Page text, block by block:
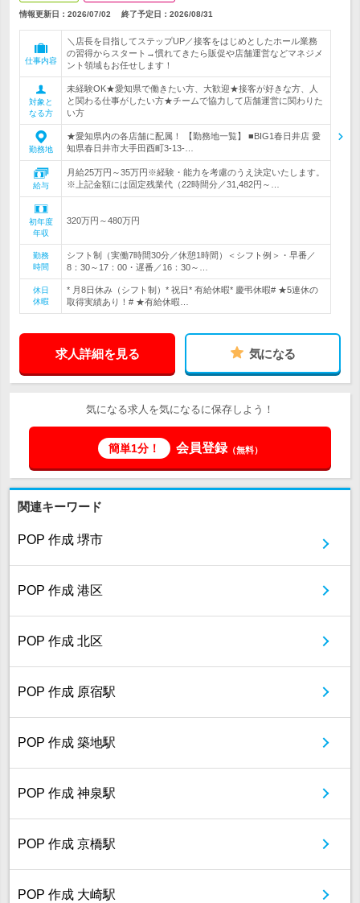
情報更新日：2026/07/02 終了予定日： 2026/08/31
仕事内容
＼店長を目指してステップUP／接客をはじめとしたホール業務
の習得からスタート→慣れてきたら販促や店舗運営などマネジメ
ント領域もお任せします！
対象と
なる方
未経験OK★愛知県で働きたい方、大歓迎★接客が好きな方、人
と関わる仕事がしたい方★チームで協力して店舗運営に関わりた
い方
勤務地
★愛知県内の各店舗に配属！ 【勤務地一覧】 ■BIG1春日井店 愛
知県春日井市大手田酉町3-13-…
給与
月給25万円～35万円※経験・能力を考慮のうえ決定いたします。
※上記金額には固定残業代（22時間分／31,482円～…
初年度
年収
320万円～480万円
勤務
時間
シフト制（実働7時間30分／休憩1時間）＜シフト例＞・早番／
8：30～17：00・遅番／16：30～…
休日
休暇
* 月8日休み（シフト制）* 祝日* 有給休暇* 慶弔休暇# ★5連休の
取得実績あり！# ★有給休暇…
求人詳細を見る 気になる
気になる求人を気になるに保存しよう！
簡単1分！ 会員登録（無料）
関連キーワード
POP 作成 堺市
POP 作成 港区
POP 作成 北区
POP 作成 原宿駅
POP 作成 築地駅
POP 作成 神泉駅
POP 作成 京橋駅
POP 作成 大崎駅